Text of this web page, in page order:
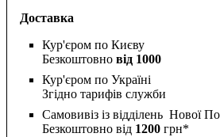
Доставка
Кур'єром по Києву
Безкоштовно від 1000
Кур'єром по Україні
Згідно тарифів служби
Самовивіз із відділень Нової
Безкоштовно від 1200 грн*